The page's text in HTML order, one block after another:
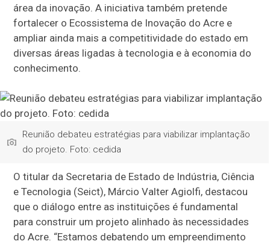
área da inovação. A iniciativa também pretende
fortalecer o Ecossistema de Inovação do Acre e
ampliar ainda mais a competitividade do estado em
diversas áreas ligadas à tecnologia e à economia do
conhecimento.
Reunião debateu estratégias para viabilizar implantação
do projeto. Foto: cedida
O titular da Secretaria de Estado de Indústria, Ciência
e Tecnologia (Seict), Márcio Valter Agiolfi, destacou
que o diálogo entre as instituições é fundamental
para construir um projeto alinhado às necessidades
do Acre. “Estamos debatendo um empreendimento